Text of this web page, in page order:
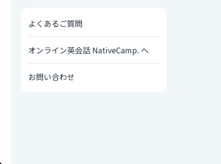
よくあるご質問
オンライン英会話 NativeCamp. へ
お問い合わせ